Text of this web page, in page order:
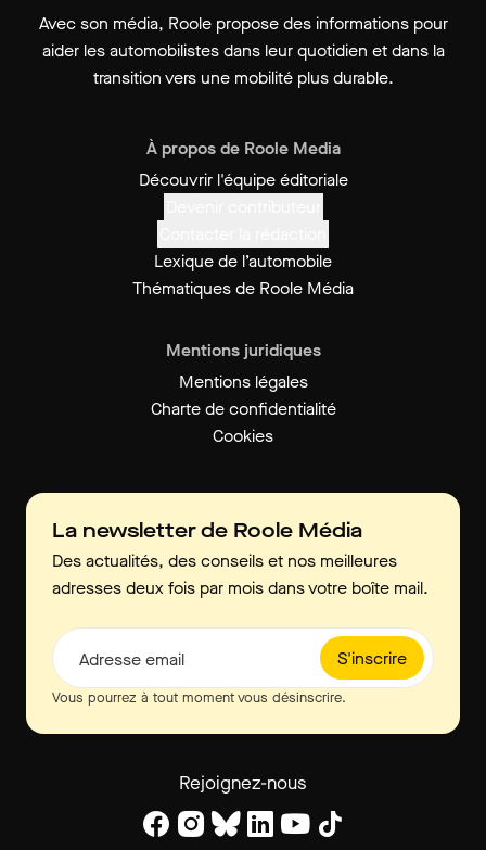
Avec son média, Roole propose des informations pour
aider les automobilistes dans leur quotidien et dans la
transition vers une mobilité plus durable.
À propos de Roole Media
Découvrir l'équipe éditoriale
Lexique de l’automobile
Thématiques de Roole Média
Mentions juridiques
Mentions légales
Charte de confidentialité
Cookies
La newsletter de Roole Média
Des actualités, des conseils et nos meilleures
adresses deux fois par mois dans votre boîte mail.
S'inscrire
Adresse email
Vous pourrez à tout moment vous désinscrire.
Rejoignez-nous